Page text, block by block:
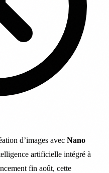
d’images avec Nano
artificielle intégré à
fin août, cette